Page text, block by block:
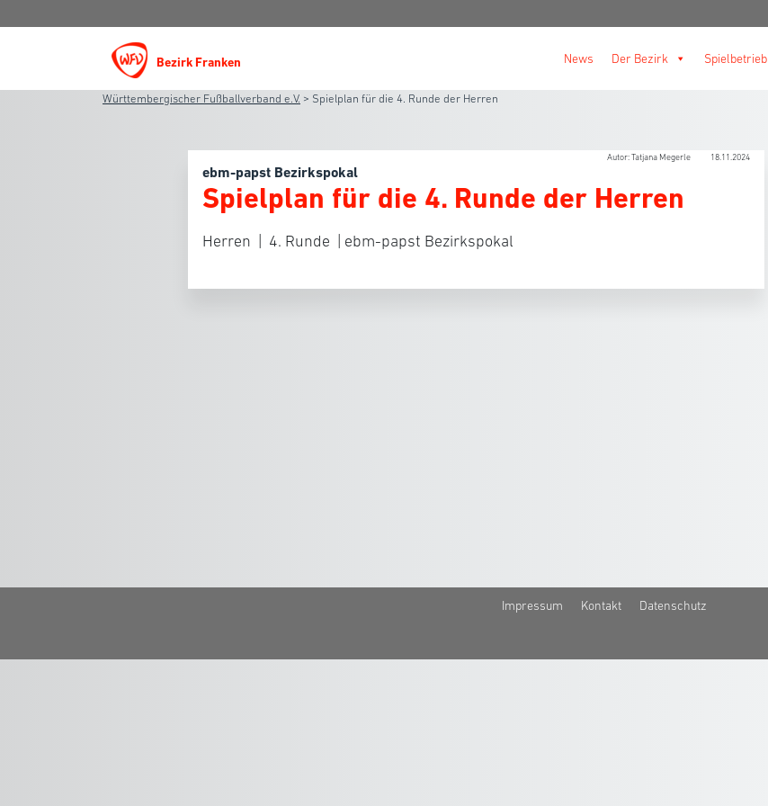
Bezirk Franken News Der Bezirk Spielbetrieb
Württembergischer Fußballverband e.V. > Spielplan für die 4. Runde der Herren
Autor: Tatjana Megerle 18.11.2024
ebm-papst Bezirkspokal
Spielplan für die 4. Runde der Herren
Herren | 4. Runde | ebm-papst Bezirkspokal
Impressum Kontakt Datenschutz